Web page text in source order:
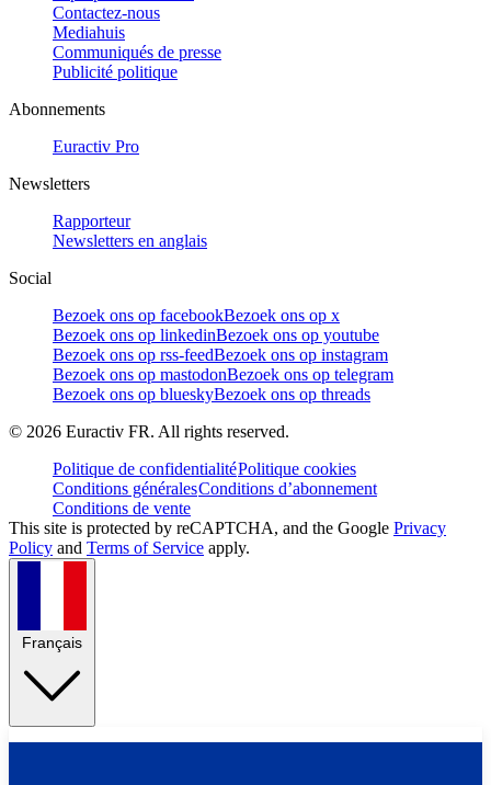
Contactez-nous
Mediahuis
Communiqués de presse
Publicité politique
Abonnements
Euractiv Pro
Newsletters
Rapporteur
Newsletters en anglais
Social
Bezoek ons op facebookBezoek ons op x
Bezoek ons op linkedinBezoek ons op youtube
Bezoek ons op rss-feedBezoek ons op instagram
Bezoek ons op mastodonBezoek ons op telegram
Bezoek ons op blueskyBezoek ons op threads
© 2026 Euractiv FR. All rights reserved.
Politique de confidentialitéPolitique cookies
Conditions généralesConditions d’abonnement
Conditions de vente
This site is protected by reCAPTCHA, and the Google Privacy
Policy and Terms of Service apply.
Français